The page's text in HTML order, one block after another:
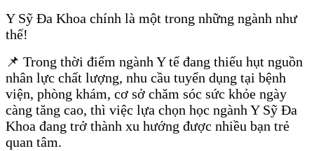
Y Sỹ Đa Khoa chính là một trong những ngành như
thế!
📌 Trong thời điểm ngành Y tế đang thiếu hụt nguồn
nhân lực chất lượng, nhu cầu tuyển dụng tại bệnh
viện, phòng khám, cơ sở chăm sóc sức khỏe ngày
càng tăng cao, thì việc lựa chọn học ngành Y Sỹ Đa
Khoa đang trở thành xu hướng được nhiều bạn trẻ
quan tâm.